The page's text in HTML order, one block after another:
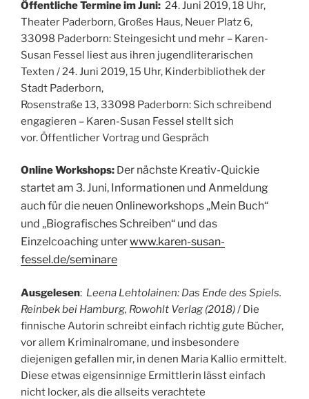
Öffentliche Termine im Juni: 24. Juni 2019, 18 Uhr,
Theater Paderborn, Großes Haus, Neuer Platz 6,
33098 Paderborn: Steingesicht und mehr – Karen-
Susan Fessel liest aus ihren jugendliterarischen
Texten / 24. Juni 2019, 15 Uhr, Kinderbibliothek der
Stadt Paderborn,
Rosenstraße 13, 33098 Paderborn: Sich schreibend
engagieren – Karen-Susan Fessel stellt sich
vor. Öffentlicher Vortrag und Gespräch
Online Workshops: Der nächste Kreativ-Quickie
startet am 3. Juni, Informationen und Anmeldung
auch fürdie neuen Onlineworkshops „Mein Buch“
und „Biografisches Schreiben“ und das
Einzelcoaching unterwww.karen-susan-
fessel.de/seminare
Ausgelesen: Leena Lehtolainen: Das Ende des Spiels.
Reinbek bei Hamburg, Rowohlt Verlag (2018)/ Die
finnische Autorin schreibt einfach richtig gute Bücher,
vor allem Kriminalromane, und insbesondere
diejenigen gefallen mir, in denen Maria Kallio ermittelt.
Diese etwas eigensinnige Ermittlerin lässt einfach
nicht locker, als die allseits verachtete